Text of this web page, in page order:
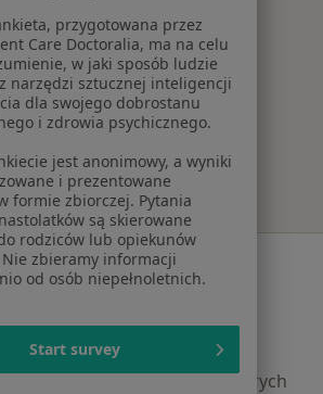
w Czeladzi
kategorii: Najczęście leczone
Serwis
prywatności pacjentów
profesjonalistów
dla profesjonalistów, których
przygotowana przez
Care Doctoralia, ma na celu
w jaki sposób ludzie
narzędzi sztucznej inteligencji
dla swojego dobrostanu
i zdrowia psychicznego.
jest anonimowy, a wyniki
i prezentowane
formie zbiorczej. Pytania
są skierowane
rodziców lub opiekunów
zbieramy informacji
od osób niepełnoletnich.
Start survey